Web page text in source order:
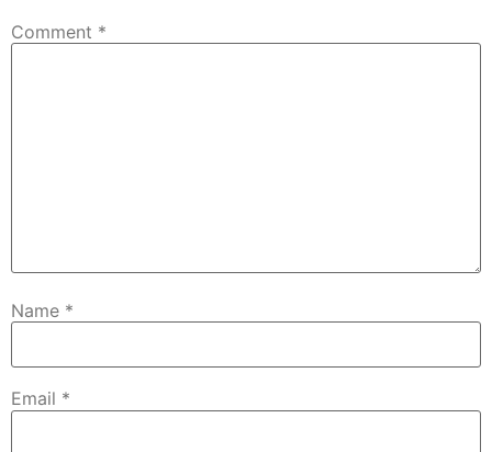
Comment *
Name *
Email *